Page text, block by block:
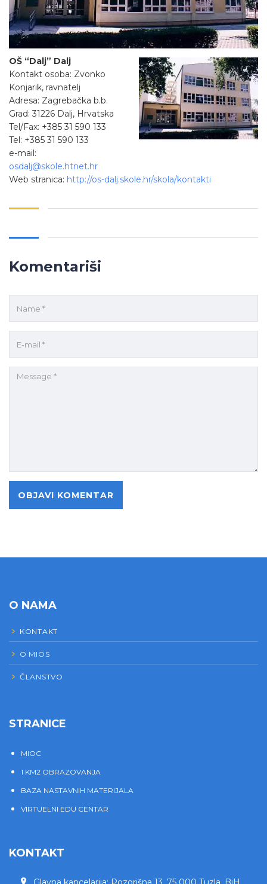
OŠ “Dalj” Dalj
Kontakt osoba: Zvonko
Konjarik, ravnatelj
Adresa: Zagrebačka b.b.
Grad: 31226 Dalj, Hrvatska
Tel/Fax: +385 31 590 133
Tel: +385 31 590 133
e-mail:
osdalj@skole.htnet.hr
Web stranica: http://os-dalj.skole.hr/skola/kontakti
Komentariši
O NAMA
KONTAKT
O MIOS
ČLANSTVO
STRANICE
MIOC
1 KM2 OBRAZOVANJA
BAZA NASTAVNIH MATERIJALA
VIRTUELNI EDU CENTAR
KONTAKT